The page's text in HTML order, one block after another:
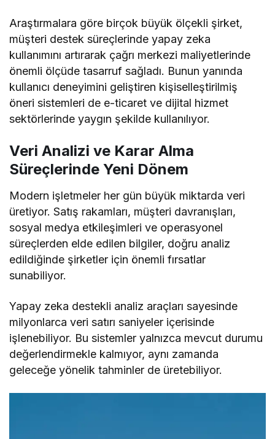
Araştırmalara göre birçok büyük ölçekli şirket,
müşteri destek süreçlerinde yapay zeka
kullanımını artırarak çağrı merkezi maliyetlerinde
önemli ölçüde tasarruf sağladı. Bunun yanında
kullanıcı deneyimini geliştiren kişiselleştirilmiş
öneri sistemleri de e-ticaret ve dijital hizmet
sektörlerinde yaygın şekilde kullanılıyor.
Veri Analizi ve Karar Alma
Süreçlerinde Yeni Dönem
Modern işletmeler her gün büyük miktarda veri
üretiyor. Satış rakamları, müşteri davranışları,
sosyal medya etkileşimleri ve operasyonel
süreçlerden elde edilen bilgiler, doğru analiz
edildiğinde şirketler için önemli fırsatlar
sunabiliyor.
Yapay zeka destekli analiz araçları sayesinde
milyonlarca veri satırı saniyeler içerisinde
işlenebiliyor. Bu sistemler yalnızca mevcut durumu
değerlendirmekle kalmıyor, aynı zamanda
geleceğe yönelik tahminler de üretebiliyor.